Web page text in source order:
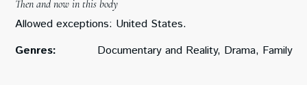
Then and now in this body
Allowed exceptions: United States.
Genres:
Documentary and Reality, Drama, Family